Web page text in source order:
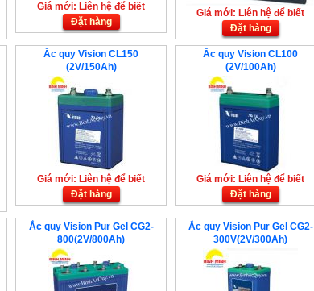
Giá mới: Liên hệ để biết
Đặt hàng
Giá mới: Liên hệ để biết
Đặt hàng
Ắc quy Vision CL150
(2V/150Ah)
Giá mới: Liên hệ để biết
Đặt hàng
Ắc quy Vision CL100
(2V/100Ah)
Giá mới: Liên hệ để biết
Đặt hàng
Ắc quy Vision Pur Gel CG2-
800(2V/800Ah)
Ắc quy Vision Pur Gel CG2-
300V(2V/300Ah)